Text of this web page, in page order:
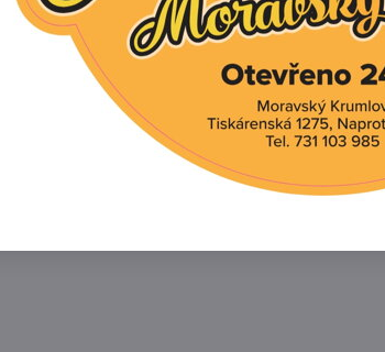
Třapatkovka nachová `LTD